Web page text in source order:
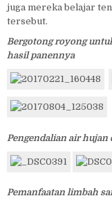
juga mereka belajar
tersebut.
Bergotong royong
hasil panennya
Pengendalian air
Pemanfaatan limbah